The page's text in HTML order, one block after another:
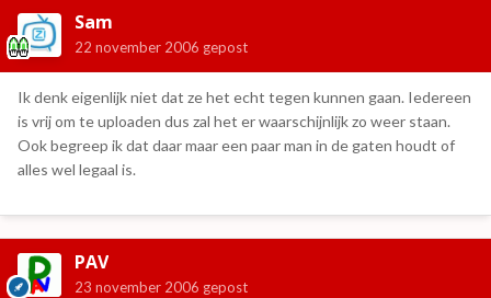
Sam
22 november 2006 gepost
Ik denk eigenlijk niet dat ze het echt tegen kunnen gaan. Iedereen
is vrij om te uploaden dus zal het er waarschijnlijk zo weer staan.
Ook begreep ik dat daar maar een paar man in de gaten houdt of
alles wel legaal is.
PAV
23 november 2006 gepost